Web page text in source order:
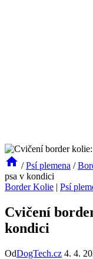
/ Psí plemena /
psa v kondici
Border Kolie | Psí
Cvičení
kondici
OdDogTech.cz 4. 4.